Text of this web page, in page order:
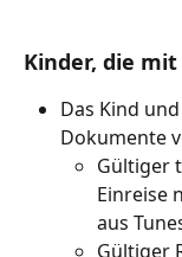
Kinder, die
Das Kind
Dokumente
Gültiger
Einreise
aus
Gültiger